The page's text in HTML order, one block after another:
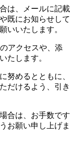
は、メールに記載
既にお知らせして
いいたします。
アクセスや、添
たします。
努めるとともに、
だけるよう、引き
合は、お手数です
お願い申し上げま